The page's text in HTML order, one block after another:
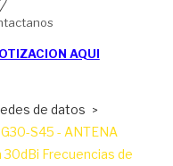
AQUI
de datos
S45 - ANTENA
30dBi Frecuencias de